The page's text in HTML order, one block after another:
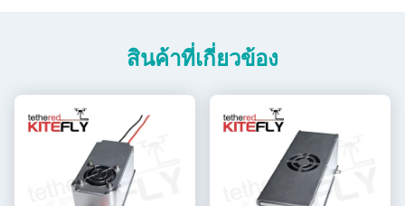
สินค้าที่เกี่ยวข้อง